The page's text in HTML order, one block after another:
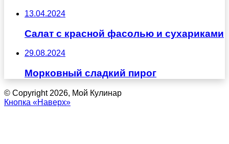
13.04.2024
Салат с красной фасолью и сухариками
29.08.2024
Морковный сладкий пирог
© Copyright 2026, Мой Кулинар
Кнопка «Наверх»